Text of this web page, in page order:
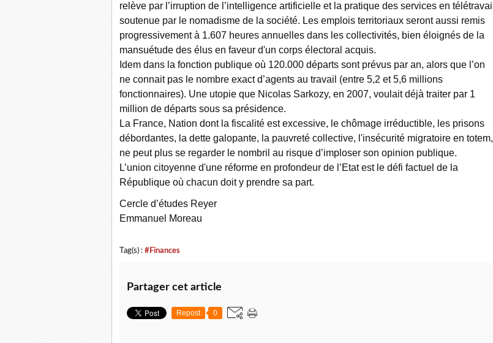
relève par l’irruption de l’intelligence artificielle et la pratique des services en télétravail
soutenue par le nomadisme de la société. Les emplois territoriaux seront aussi remis
progressivement à 1.607 heures annuelles dans les collectivités, bien éloignés de la
mansuétude des élus en faveur d'un corps électoral acquis.
Idem dans la fonction publique où 120.000 départs sont prévus par an, alors que l’on
ne connait pas le nombre exact d’agents au travail (entre 5,2 et 5,6 millions
fonctionnaires). Une utopie que Nicolas Sarkozy, en 2007, voulait déjà traiter par 1
million de départs sous sa présidence.
La France, Nation dont la fiscalité est excessive, le chômage irréductible, les prisons
débordantes, la dette galopante, la pauvreté collective, l'insécurité migratoire en totem,
ne peut plus se regarder le nombril au risque d’imploser son opinion publique.
L’union citoyenne d'une réforme en profondeur de l’Etat est le défi factuel de la
République où chacun doit y prendre sa part.
Cercle d’études Reyer
Emmanuel Moreau
Tag(s) : #Finances
Partager cet article
Repost 0